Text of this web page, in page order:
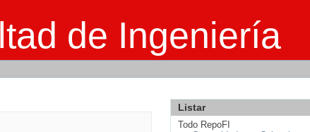
de Ingeniería
Listar
Todo RepoFI